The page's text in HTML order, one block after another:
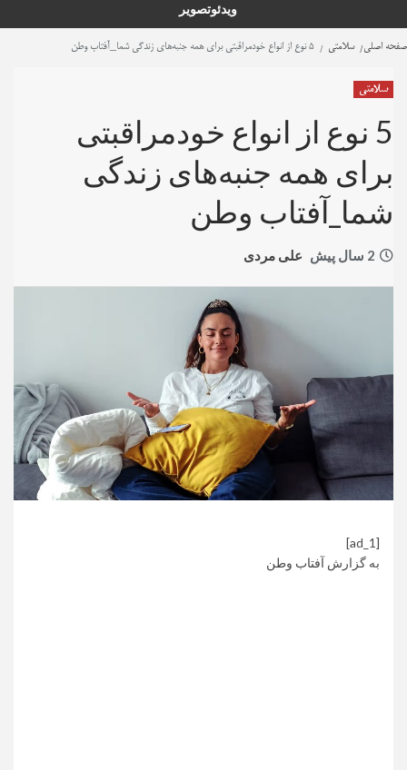
به
محتوا
ویدئوتصویر
صفحه اصلی سلامتی 5 نوع از انواع خودمراقبتی برای همه جنبه‌های زندگی شما_آفتاب وطن
سلامتی
5 نوع از انواع خودمراقبتی
برای همه جنبه‌های زندگی
شما_آفتاب وطن
2 سال پیش علی مردی
[ad_1]
به گزارش آفتاب وطن